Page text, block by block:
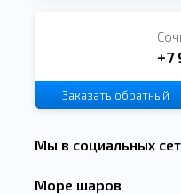
+7
Заказать обратный
Мы в социальных
Море шаров